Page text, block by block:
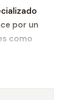
por un
como